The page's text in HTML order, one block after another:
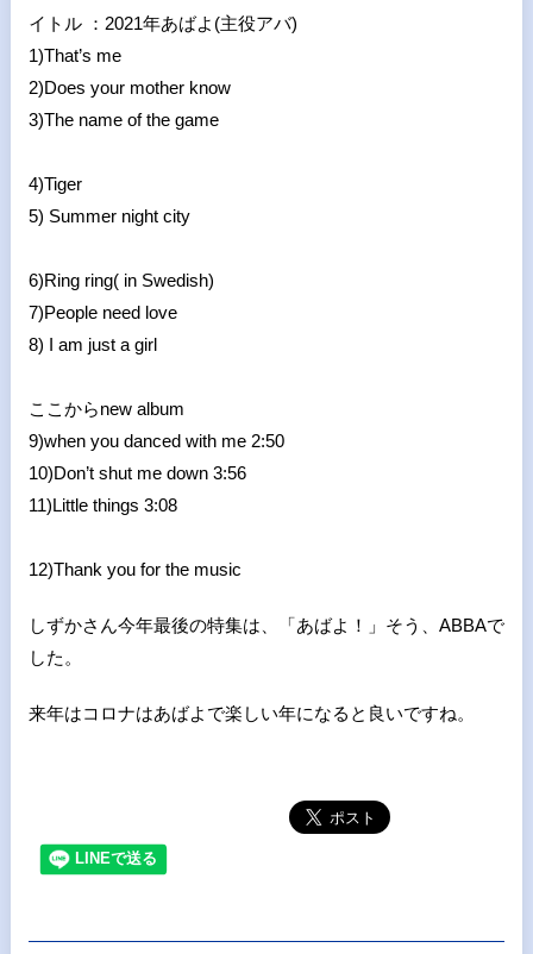
イトル ： 2021年あばよ(主役アバ)
1)That’s me
2)Does your mother know
3)The name of the game
4)Tiger
5) Summer night city
6)Ring ring( in Swedish)
7)People need love
8) I am just a girl
ここからnew album
9)when you danced with me 2:50
10)Don’t shut me down 3:56
11)Little things 3:08
12)Thank you for the music
しずかさん今年最後の特集は、「あばよ！」そう、ABBAで
した。
来年はコロナはあばよで楽しい年になると良いですね。